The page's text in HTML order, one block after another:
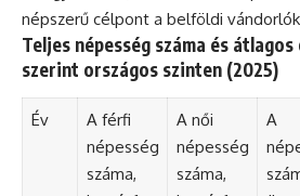
népszerű célpont a belföldi
Teljes népesség száma és
szerint országos szinten (2025)
Év
A férfi
népesség
száma,
A női
népesség
száma,
A